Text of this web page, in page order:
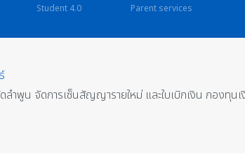
Student 4.0 Parent services
พูน จัดการเซ็นสัญญารายใหม่ และใบเบิกเงิน กองทุน